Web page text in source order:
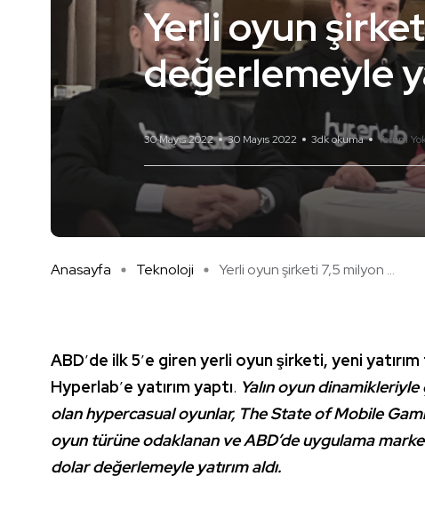
Yerli oyun
değerlemeyle
30 Mayıs 2022 30 Mayıs 2022 3dk okuma Yorum
Anasayfa Teknoloji Yerli oyun şirketi 7,5 milyon ...
ABD’de ilk 5’e giren yerli oyun şirketi, yeni
Hyperlab’e yatırım yaptı. Yalın oyun
olan hypercasual oyunlar, The State of Mobile
oyun türüne odaklanan ve ABD’de uygulama
dolar değerlemeyle yatırım aldı.